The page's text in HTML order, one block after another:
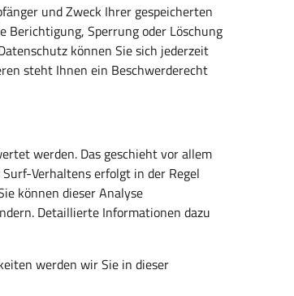
und Zweck Ihrer gespeicherten
Berichtigung, Sperrung oder Löschung
können Sie sich jederzeit
steht Ihnen ein Beschwerderecht
werden. Das geschieht vor allem
Verhaltens erfolgt in der Regel
können dieser Analyse
Detaillierte Informationen dazu
werden wir Sie in dieser